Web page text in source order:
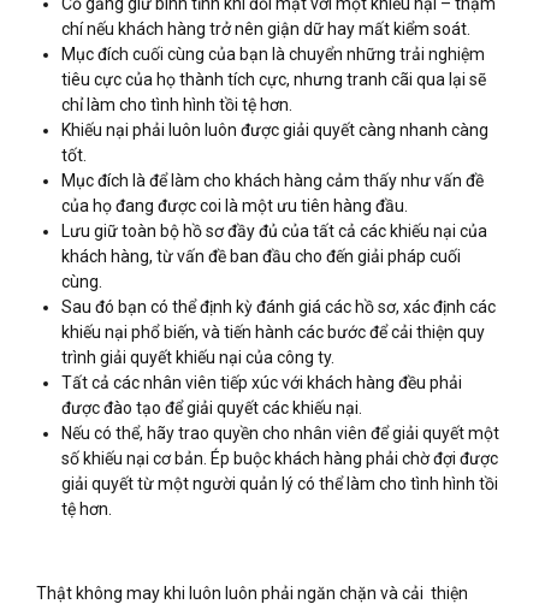
chí nếu khách hàng trở nên giận dữ hay mất kiểm soát.
Mục đích cuối cùng của bạn là chuyển những trải nghiệm
tiêu cực của họ thành tích cực, nhưng tranh cãi qua lại sẽ
chỉ làm cho tình hình tồi tệ hơn.
Khiếu nại phải luôn luôn được giải quyết càng nhanh càng
tốt.
Mục đích là để làm cho khách hàng cảm thấy như vấn đề
của họ đang được coi là một ưu tiên hàng đầu.
Lưu giữ toàn bộ hồ sơ đầy đủ của tất cả các khiếu nại của
khách hàng, từ vấn đề ban đầu cho đến giải pháp cuối
cùng.
Sau đó bạn có thể định kỳ đánh giá các hồ sơ, xác định các
khiếu nại phổ biến, và tiến hành các bước để cải thiện quy
trình giải quyết khiếu nại của công ty.
Tất cả các nhân viên tiếp xúc với khách hàng đều phải
được đào tạo để giải quyết các khiếu nại.
Nếu có thể, hãy trao quyền cho nhân viên để giải quyết một
số khiếu nại cơ bản. Ép buộc khách hàng phải chờ đợi được
giải quyết từ một người quản lý có thể làm cho tình hình tồi
tệ hơn.
Thật không may khi luôn luôn phải ngăn chặn và cải thiện